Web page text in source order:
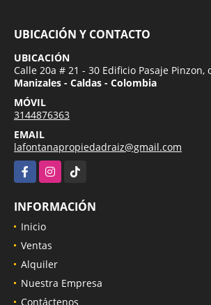
UBICACIÓN Y CONTACTO
UBICACIÓN
Calle 20a # 21 - 30 Edificio Pasaje Pinzon,
Manizales - Caldas - Colombia
MÓVIL
3144876363
EMAIL
lafontanapropiedadraiz@gmail.com
FacebookInstagramTikTok
INFORMACIÓN
Inicio
Ventas
Alquiler
Nuestra Empresa
Contáctenos